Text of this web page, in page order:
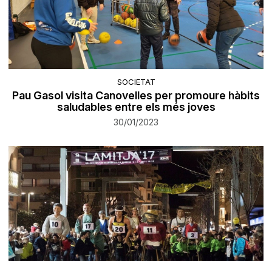
SOCIETAT
Pau Gasol visita Canovelles per promoure hàbits
saludables entre els més joves
30/01/2023